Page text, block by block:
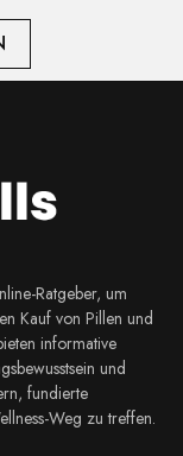
Ratgeber, um
Kauf von Pillen und
informative
und
fundierte
Weg zu treffen.